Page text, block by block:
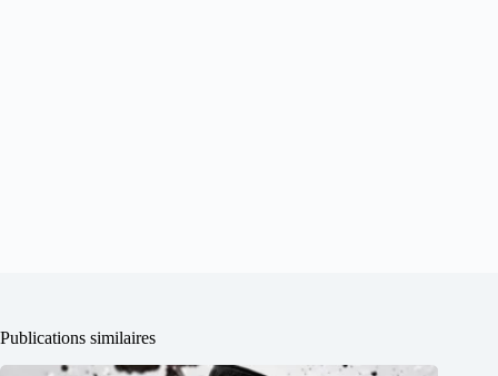
Publications similaires